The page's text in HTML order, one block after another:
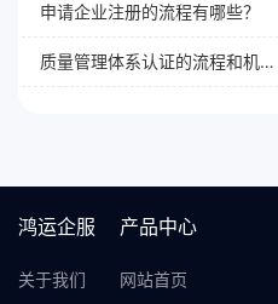
申请企业注册的流程有哪些？
质量管理体系认证的流程和机构选择
鸿运企服
关于我们
产品中心
网站首页